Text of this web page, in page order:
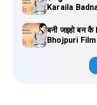
Karaila
बनी जइहो बन
Bhojpuri